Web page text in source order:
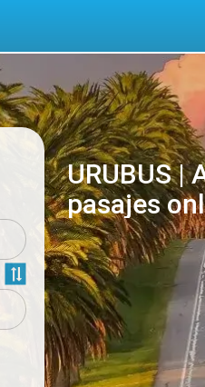
URUBUS |
pasajes